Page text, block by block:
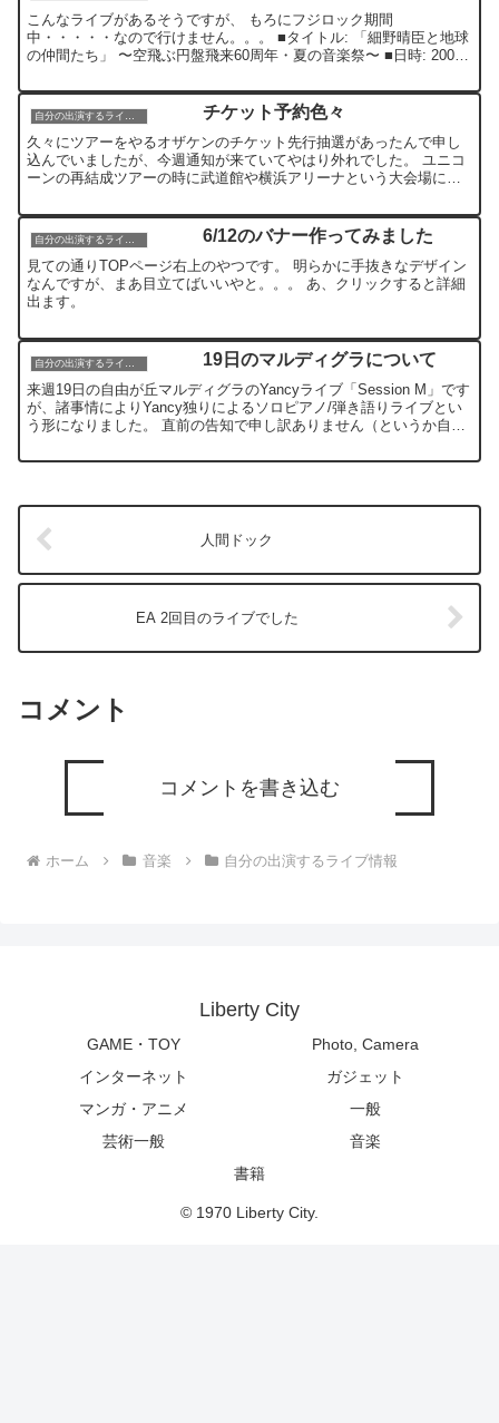
こんなライブがあるそうですが、 もろにフジロック期間
中・・・・・なので行けません。。。 ■タイトル: 「細野晴臣と地球
の仲間たち」 〜空飛ぶ円盤飛来60周年・夏の音楽祭〜 ■日時: 2007
自分の出演するライブ情報 チケット予約色々
久々にツアーをやるオザケンのチケット先行抽選があったんで申し
込んでいましたが、今週通知が来ていてやはり外れでした。 ユニコ
ーンの再結成ツアーの時に武道館や横浜アリーナという大会場にも
6/12のバナー作ってみました
見ての通りTOPページ右上のやつです。 明らかに手抜きなデザイン
なんですが、まあ目立てばいいやと。。。 あ、クリックすると詳細
出ます。
19日のマルディグラについて
来週19日の自由が丘マルディグラのYancyライブ「Session M」です
が、諸事情によりYancy独りによるソロピアノ/弾き語りライブとい
う形になりました。 直前の告知で申し訳ありません（というか自分
人間ドック
EA 2回目のライブでした
コメント
コメントを書き込む
ホーム 音楽 自分の出演するライブ情報
Liberty City
GAME・TOY
Photo, Camera
インターネット
ガジェット
マンガ・アニメ
一般
芸術一般
音楽
書籍
© 1970 Liberty City.